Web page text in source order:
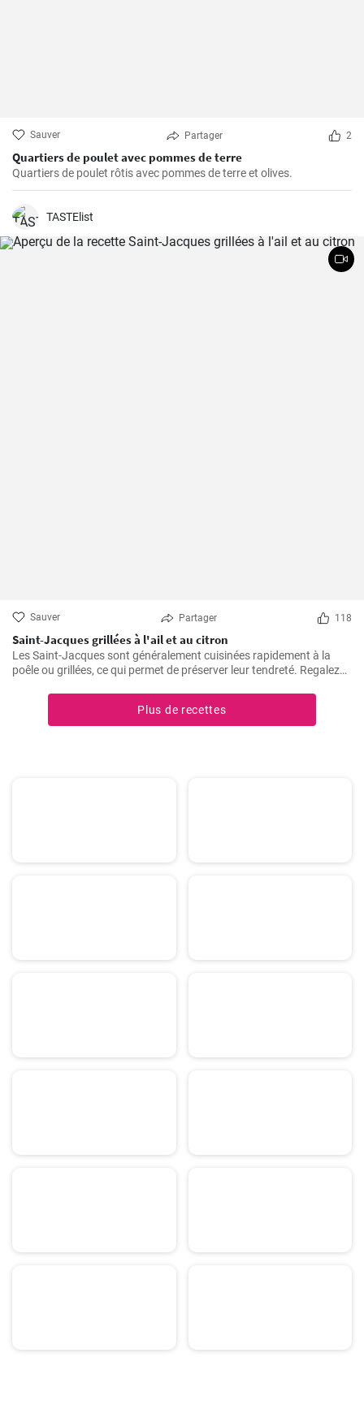
Sauver Partager 2
Quartiers de poulet avec pommes de terre
Quartiers de poulet rôtis avec pommes de terre et olives.
TASTElist
Sauver Partager 118
Saint-Jacques grillées à l'ail et au citron
Les Saint-Jacques sont généralement cuisinées rapidement à la
poêle ou grillées, ce qui permet de préserver leur tendreté. Regalez
Plus de recettes